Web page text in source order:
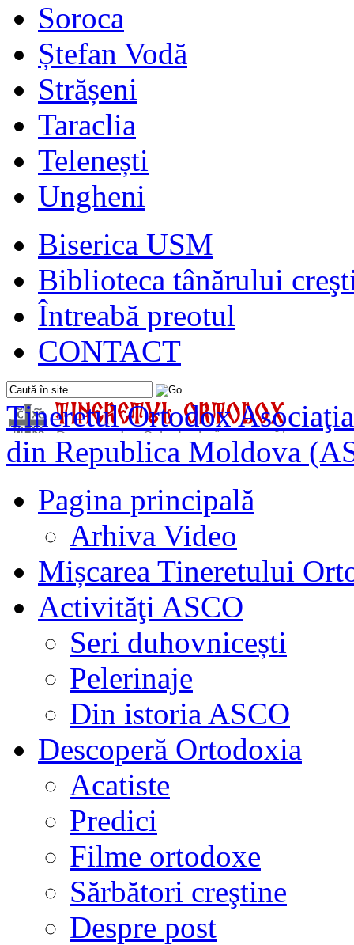
Soroca
Ștefan Vodă
Strășeni
Taraclia
Telenești
Ungheni
Biserica USM
Biblioteca tânărului
Întreabă preotul
CONTACT
Tineretul Ortodox
din Republica Moldova
Pagina principală
Arhiva Video
Mișcarea Tineretului
Activităţi ASCO
Seri duhovnicești
Pelerinaje
Din istoria ASCO
Descoperă Ortodoxia
Acatiste
Predici
Filme ortodoxe
Sărbători creştine
Despre post